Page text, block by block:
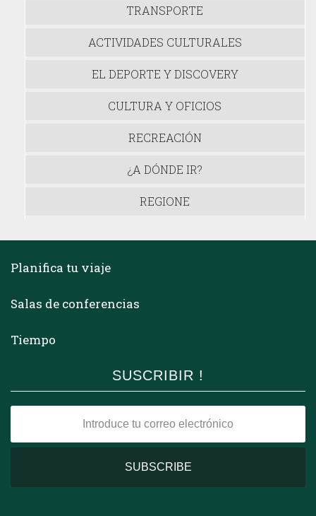
TRANSPORTE
ACTIVIDADES CULTURALES
EL DEPORTE Y DISCOVERY
CULTURA Y OFICIOS
RECREACIÓN
¿A DÓNDE IR?
REGIONE
Planifica tu viaje
Salas de conferencias
Tiempo
SUSCRIBIR !